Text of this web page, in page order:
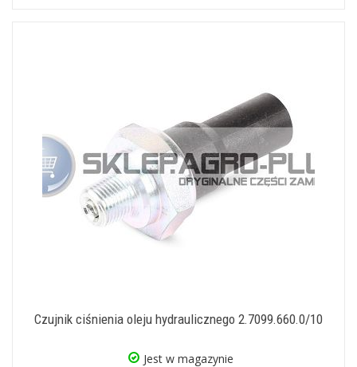
Czujnik ciśnienia oleju hydraulicznego 2.7099.660.0/10
Jest w magazynie